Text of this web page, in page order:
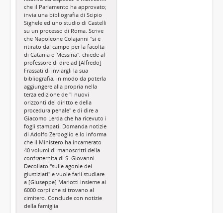
che il Parlamento ha approvato;
invia una bibliografia di Scipio
Sighele ed uno studio di Castelli
su un processo di Roma. Scrive
che Napoleone Colajanni "si è
ritirato dal campo per la facoltà
di Catania o Messina", chiede al
professore di dire ad [Alfredo]
Frassati di inviargli la sua
bibliografia, in modo da poterla
aggiungere alla propria nella
terza edizione de "I nuovi
orizzonti del diritto e della
procedura penale" e di dire a
Giacomo Lerda che ha ricevuto i
fogli stampati. Domanda notizie
di Adolfo Zerboglio e lo informa
che il Ministero ha incamerato
40 volumi di manoscritti della
confraternita di S. Giovanni
Decollato "sulle agonie dei
giustiziati" e vuole farli studiare
a [Giuseppe] Mariotti insieme ai
6000 corpi che si trovano al
cimitero. Conclude con notizie
della famiglia